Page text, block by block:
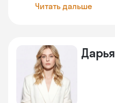
Читать дальше
Дарья